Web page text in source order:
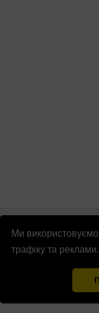
Ми
трафіку та реклами.
© Патріоти України 2026